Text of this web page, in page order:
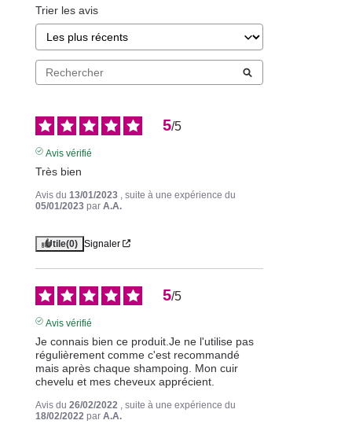
Trier les avis
5/5
Avis vérifié
Très bien
Avis du 13/01/2023 , suite à une expérience du
05/01/2023 par A.A.
Utile(0) Signaler
5/5
Avis vérifié
Je connais bien ce produit.Je ne l'utilise pas
régulièrement comme c'est recommandé
mais après chaque shampoing. Mon cuir
chevelu et mes cheveux apprécient.
Avis du 26/02/2022 , suite à une expérience du
18/02/2022 par A.A.